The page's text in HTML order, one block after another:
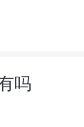
吗